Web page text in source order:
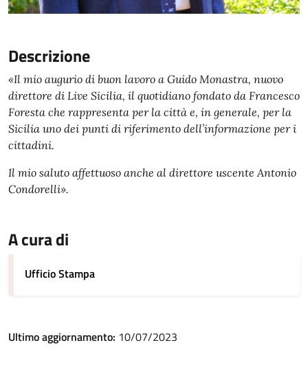
Descrizione
«Il mio augurio di buon lavoro a Guido Monastra, nuovo
direttore di Live Sicilia, il quotidiano fondato da Francesco
Foresta che rappresenta per la città e, in generale, per la
Sicilia uno dei punti di riferimento dell’informazione per i
cittadini.
Il mio saluto affettuoso anche al direttore uscente Antonio
Condorelli».
A cura di
Ufficio Stampa
Ultimo aggiornamento: 10/07/2023